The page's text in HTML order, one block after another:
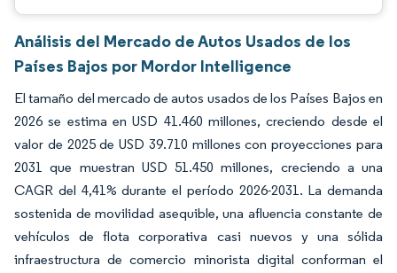
Análisis del Mercado de Autos Usados de los
Países Bajos por Mordor Intelligence
El tamaño del mercado de autos usados de los Países Bajos en
2026 se estima en USD 41.460 millones, creciendo desde el
valor de 2025 de USD 39.710 millones con proyecciones para
2031 que muestran USD 51.450 millones, creciendo a una
CAGR del 4,41% durante el período 2026-2031. La demanda
sostenida de movilidad asequible, una afluencia constante de
vehículos de flota corporativa casi nuevos y una sólida
infraestructura de comercio minorista digital conforman el